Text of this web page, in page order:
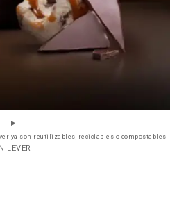
ya son reutilizables, reciclables o compostables